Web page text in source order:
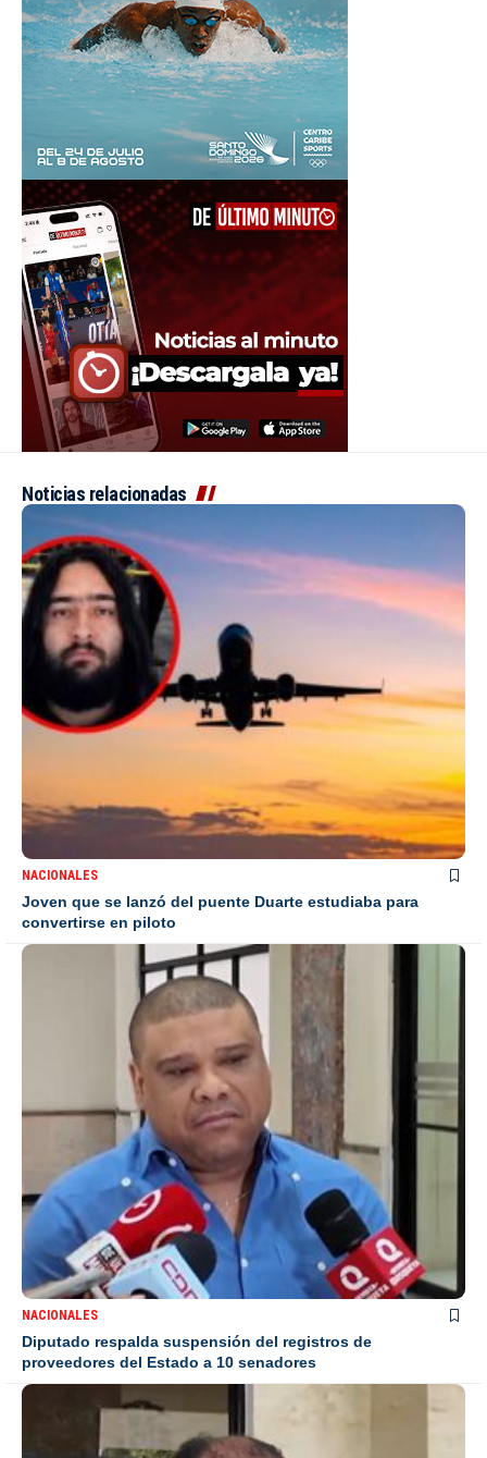
Noticias relacionadas
NACIONALES
Joven que se lanzó del puente Duarte estudiaba para
convertirse en piloto
NACIONALES
Diputado respalda suspensión del registros de
proveedores del Estado a 10 senadores